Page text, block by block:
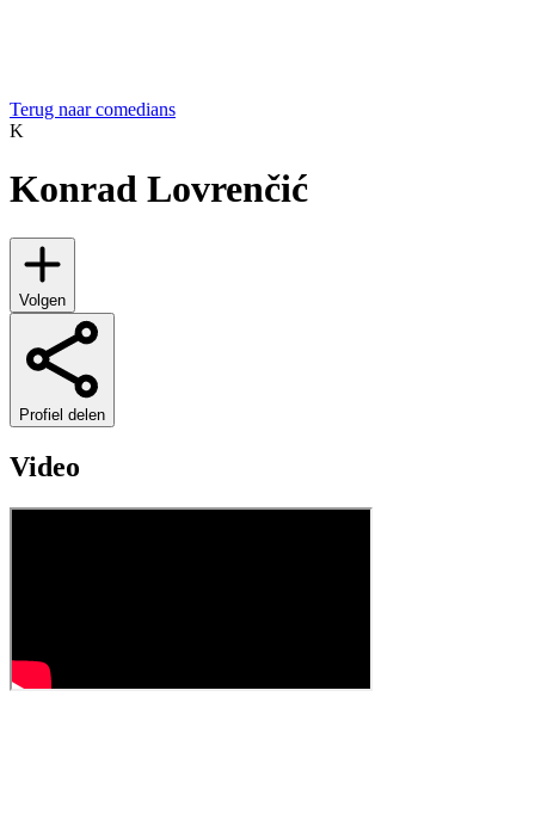
Terug naar comedians
K
Konrad Lovrenčić
Volgen
Profiel delen
Video